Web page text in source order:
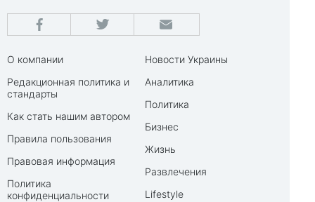
О компании
Редакционная политика и
стандарты
Как стать нашим автором
Правила пользования
Правовая информация
Политика
конфиденциальности
Новости Украины
Аналитика
Политика
Бизнес
Жизнь
Развлечения
Lifestyle